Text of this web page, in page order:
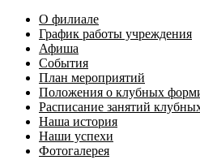
О филиале
График работы учреждения
Афиша
События
План мероприятий
Положения о клубных
Расписание занятий
Наша история
Наши успехи
Фотогалерея